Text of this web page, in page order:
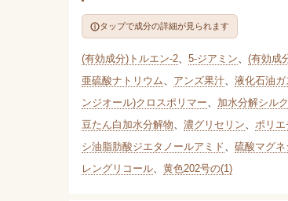
タップで成分の詳細が見られます
(有効成分)トルエン-2、 5-ジアミン、 (有効成
亜硫酸ナトリウム、 アンズ果汁、 液化石油ガ
ンジオール)クロスポリマー、 加水分解シル
豆たん白加水分解物、 濃グリセリン、 ポリエ
シ油脂肪酸ジエタノールアミド、 硫酸マグネ
レングリコール、 黄色202号の(1)